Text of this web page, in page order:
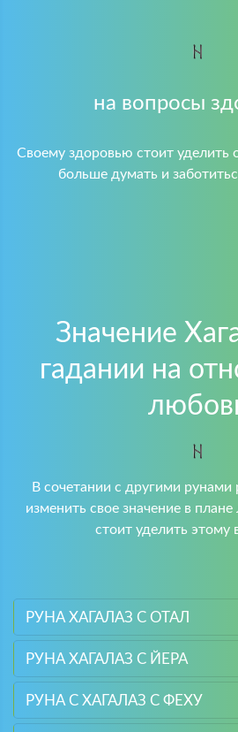
на вопросы
Своему здоровью стоит уделить
больше думать и
Значение
гадании на
В сочетании с другими рунами
изменить свое значение в
стоит уделить этому
РУНА ХАГАЛАЗ С ОТАЛ
РУНА ХАГАЛАЗ С ЙЕРА
РУНА С ХАГАЛАЗ С ФЕХУ